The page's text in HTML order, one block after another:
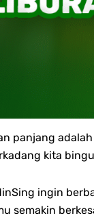
panjang
kita
ingin
semakin